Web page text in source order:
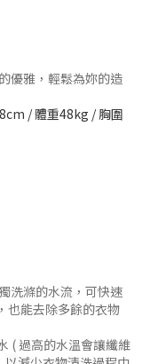
優雅，輕鬆為妳的造
/ 體重48kg / 胸圍
洗滌的水流，可快速
， 也能去除多餘的衣物
( 過高的水溫會讓纖維